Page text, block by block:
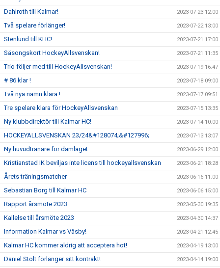
Dahlroth till Kalmar! 2023-07-23 12:00
Två spelare förlänger! 2023-07-22 13:00
Stenlund till KHC! 2023-07-21 17:00
Säsongskort HockeyAllsvenskan! 2023-07-21 11:35
Trio följer med till HockeyAllsvenskan! 2023-07-19 16:47
# 86 klar ! 2023-07-18 09:00
Två nya namn klara ! 2023-07-17 09:51
Tre spelare klara för HockeyAllsvenskan 2023-07-15 13:35
Ny klubbdirektör till Kalmar HC! 2023-07-14 10:00
HOCKEYALLSVENSKAN 23/24&#128074;&#127996; 2023-07-13 13:07
Ny huvudtränare för damlaget 2023-06-29 12:00
Kristianstad IK beviljas inte licens till hockeyallsvenskan 2023-06-21 18:28
Årets träningsmatcher 2023-06-16 11:00
Sebastian Borg till Kalmar HC 2023-06-06 15:00
Rapport årsmöte 2023 2023-05-30 19:35
Kallelse till årsmöte 2023 2023-04-30 14:37
Information Kalmar vs Väsby! 2023-04-21 12:45
Kalmar HC kommer aldrig att acceptera hot! 2023-04-19 13:00
Daniel Stolt förlänger sitt kontrakt! 2023-04-14 19:00